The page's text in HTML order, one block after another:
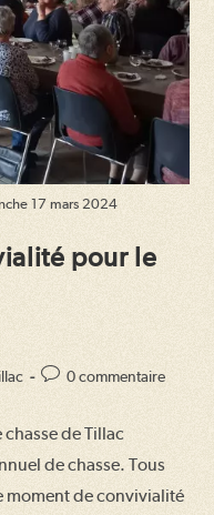
17 mars 2024
pour le
Commentaires
publication :
0 commentaire
chasse de Tillac
de chasse. Tous
moment de convivialité